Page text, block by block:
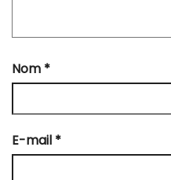
Nom *
E-mail *